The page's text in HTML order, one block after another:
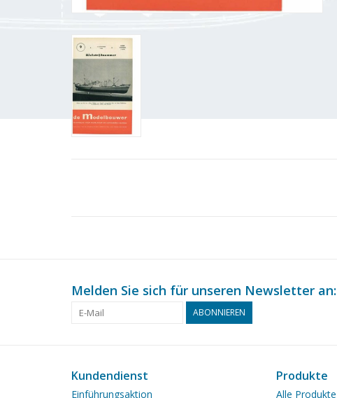
Melden Sie sich für unseren Newsletter an:
ABONNIEREN
Kundendienst
Einführungsaktion
Produkte
Alle Produkte